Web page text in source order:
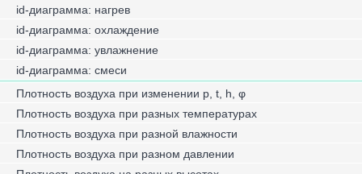
id-диаграмма: нагрев
id-диаграмма: охлаждение
id-диаграмма: увлажнение
id-диаграмма: смеси
Плотность воздуха при изменении p, t, h, φ
Плотность воздуха при разных температурах
Плотность воздуха при разной влажности
Плотность воздуха при разном давлении